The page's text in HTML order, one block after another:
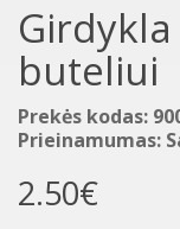
buteliui
Prekės kodas:
Prieinamumas:
2.50€